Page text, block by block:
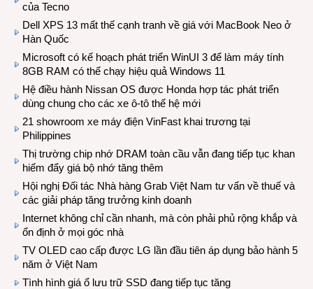
của Tecno
Dell XPS 13 mất thế cạnh tranh về giá với MacBook Neo ở
Hàn Quốc
Microsoft có kế hoạch phát triển WinUI 3 để làm máy tính
8GB RAM có thể chạy hiệu quả Windows 11
Hệ điều hành Nissan OS được Honda hợp tác phát triển
dùng chung cho các xe ô-tô thế hệ mới
21 showroom xe máy điện VinFast khai trương tại
Philippines
Thị trường chip nhớ DRAM toàn cầu vẫn đang tiếp tục khan
hiếm đẩy giá bộ nhớ tăng thêm
Hội nghị Đối tác Nhà hàng Grab Việt Nam tư vấn về thuế và
các giải pháp tăng trưởng kinh doanh
Internet không chỉ cần nhanh, mà còn phải phủ rộng khắp và
ổn định ở mọi góc nhà
TV OLED cao cấp được LG lần đầu tiên áp dụng bảo hành 5
năm ở Việt Nam
Tình hình giá ổ lưu trữ SSD đang tiếp tục tăng